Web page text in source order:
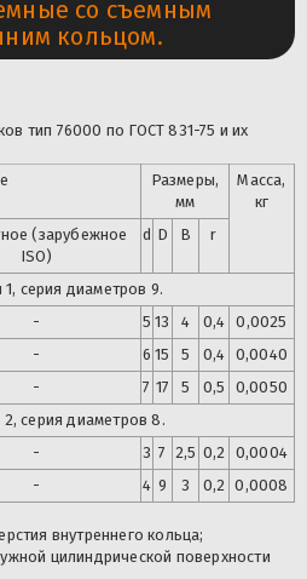
со съемным
кольцом.
тип 76000 по ГОСТ 831-75 и их
Размеры,
мм
Масса,
кг
(зарубежное
ISO)
d D B r
серия диаметров 9.
- 5 13 4 0,4
0,0025
- 6 15 5 0,4 0,0040
- 7 17 5 0,5
0,0050
серия диаметров 8.
- 3 7 2,5 0,2 0,0004
- 4 9 3 0,2 0,0008
внутреннего кольца;
цилиндрической поверхности